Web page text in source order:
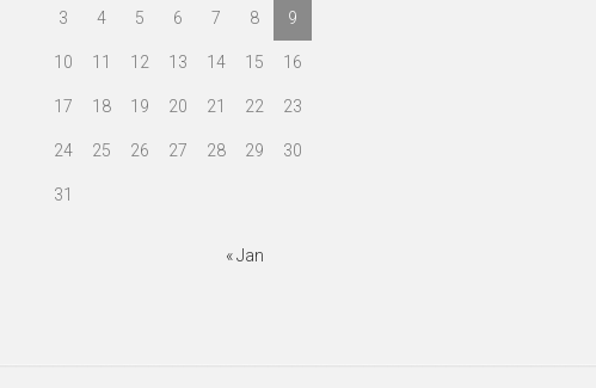
3 4 5 6 7 8 9
10 11 12 13 14 15 16
17 18 19 20 21 22 23
24 25 26 27 28 29 30
31
« Jan